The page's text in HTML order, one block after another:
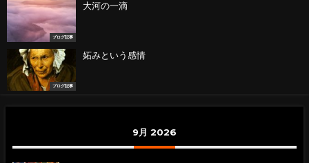
ブログ記事
大河の一滴
ブログ記事
妬みという感情
9月 2026